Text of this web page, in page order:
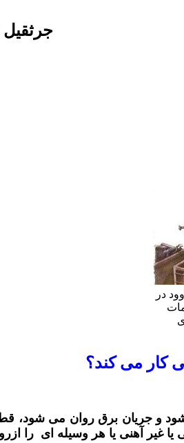
جرثقیل
در
کار می کند؟
و جریان برق روان می شود،
غیر آهنی یا هر وسیله ای را